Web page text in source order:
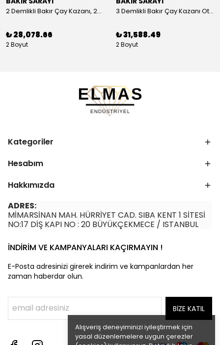
Alışveriş deneyiminizi iyileştirmek için
yasal düzenlemelere uygun çerezler
2 Demlikli Bakır Çay Kazanı, 25 Litre
₺ 28,078.66
2 Boyut
3 Demlikli Bakır Çay Kazanı Otomatik, 30 Litre
₺ 31,588.49
2 Boyut
Kategoriler
Hesabım
Hakkımızda
ADRES:
MİMARSİNAN MAH. HÜRRİYET CAD. SIBA KENT 1 SİTESİ
NO:17 DİŞ KAPI NO : 20 BÜYÜKÇEKMECE / ISTANBUL
İNDİRİM VE KAMPANYALARI KAÇIRMAYIN !
E-Posta adresinizi girerek indirim ve kampanlardan her
zaman haberdar olun.
BİZE KATIL